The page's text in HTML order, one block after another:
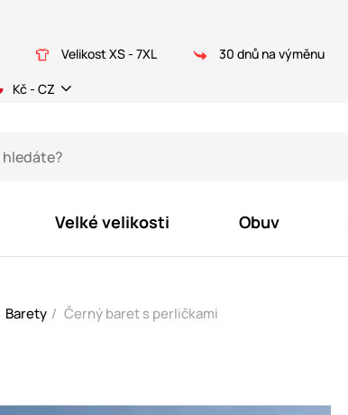
Velikost XS - 7XL 30 dnů na výměnu
Kč - CZ
Velké velikosti Obuv
Barety Černý baret s perličkami